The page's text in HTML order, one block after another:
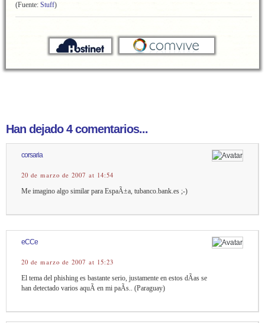
(Fuente: Stuff)
Han dejado 4 comentarios...
corsaria
20 de marzo de 2007 at 14:54
Me imagino algo similar para EspaÃ±a, tubanco.bank.es ;-)
eCCe
20 de marzo de 2007 at 15:23
El tema del phishing es bastante serio, justamente en estos dÃ­as se
han detectado varios aquÃ­ en mi paÃ­s.. (Paraguay)